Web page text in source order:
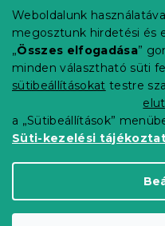
Weboldalunk
megosztunk hirdetési és
„Összes elfogadása”
minden választható süti
sütibeállításokat testre
a „Sütibeállítások”
Süti-kezelési
Elérhetőség
Általános szerződési
Adatvédelmi
Blog
Partnereinknek
Copyright 2026